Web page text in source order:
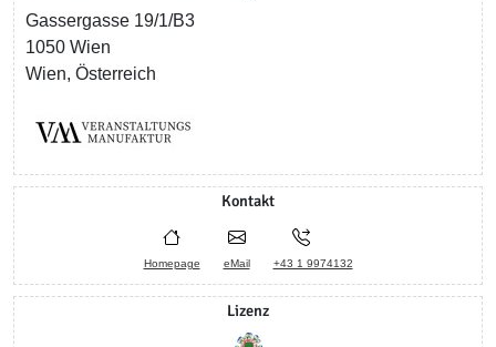
Gassergasse 19/1/B3
1050 Wien
Wien, Österreich
Kontakt
Homepage eMail +43 1 9974132
Lizenz